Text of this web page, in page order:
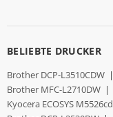
BELIEBTE DRUCKER
Brother DCP-L3510CDW |
Brother MFC-L2710DW |
Kyocera ECOSYS